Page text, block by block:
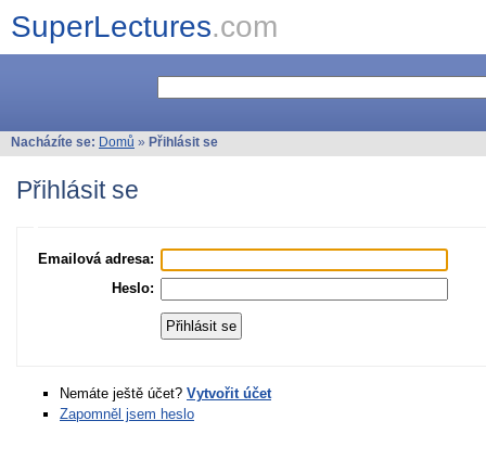
SuperLectures.com
Nacházíte se: Domů » Přihlásit se
Přihlásit se
Emailová adresa:
Heslo:
Nemáte ještě účet? Vytvořit účet
Zapomněl jsem heslo